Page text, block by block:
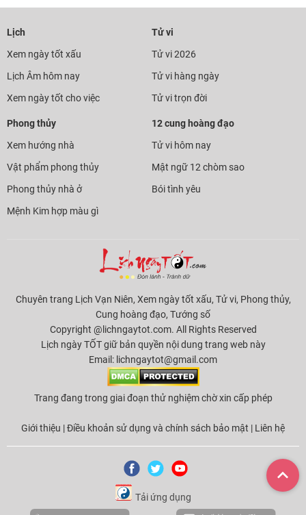
Lịch
Xem ngày tốt xấu
Lịch Âm hôm nay
Xem ngày tốt cho việc
Tử vi
Tử vi 2026
Tử vi hàng ngày
Tử vi trọn đời
Phong thủy
Xem hướng nhà
Vật phẩm phong thủy
Phong thủy nhà ở
Mệnh Kim hợp màu gì
12 cung hoàng đạo
Tử vi hôm nay
Mật ngữ 12 chòm sao
Bói tình yêu
Chuyên trang Lịch Vạn Niên, Xem ngày tốt xấu, Tử vi, Phong thủy,
Cung hoàng đạo, Tướng số
Copyright @lichngaytot.com. All Rights Reserved
Lịch ngày TỐT giữ bản quyền nội dung trang web này
Email: lichngaytot@gmail.com
Trang đang trong giai đoạn thử nghiệm chờ xin cấp phép
Giới thiệu |Điều khoản sử dụng và chính sách bảo mật | Liên hệ
Tải ứng dụng